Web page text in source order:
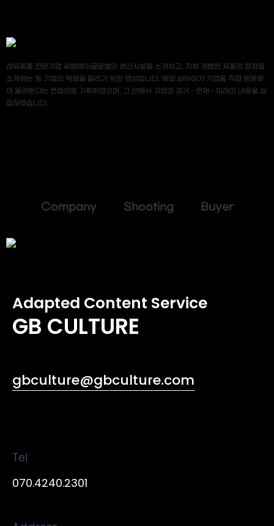
섬유제품 전문기업 씨엠에이글로벌의 생산시설을 소개하고, 자체 개발한 제품의 장점을
소개하는 등 기업의 역량을 알리기 위한 영상입니다. 해외 바이어가 기업을 직접 방문하
여 둘러본다는 컨셉으로 기획하였으며, 그 안에서 기업의 과거 - 현재 - 미래의 내용을 삽
입하였습니다.
Company Shooting Buyer
Adapted Content Service
GB CULTURE
gbculture@gbculture.com
Tel
070.4240.2301